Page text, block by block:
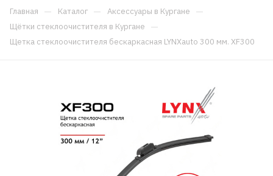
Главная — Каталог — Аксессуары в Кургане —
Щётки стеклоочистителя в Кургане —
Щетка стеклоочистителя бескаркасная LYNXauto 300 мм. XF300